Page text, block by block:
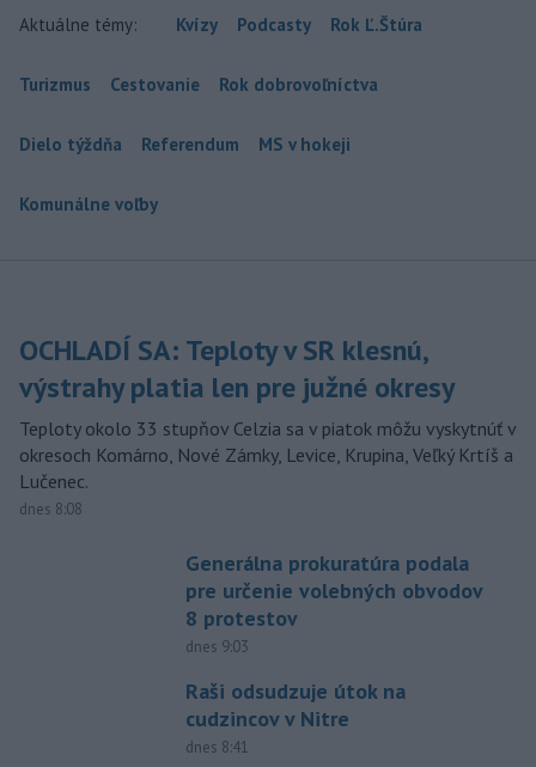
Aktuálne témy: Kvízy Podcasty Rok Ľ.Štúra
Turizmus Cestovanie Rok dobrovoľníctva
Dielo týždňa Referendum MS v hokeji
Komunálne voľby
OCHLADÍ SA: Teploty v SR klesnú,
výstrahy platia len pre južné okresy
Teploty okolo 33 stupňov Celzia sa v piatok môžu vyskytnúť v
okresoch Komárno, Nové Zámky, Levice, Krupina, Veľký Krtíš a
Lučenec.
dnes 8:08
Generálna prokuratúra podala
pre určenie volebných obvodov
8 protestov
dnes 9:03
Raši odsudzuje útok na
cudzincov v Nitre
dnes 8:41